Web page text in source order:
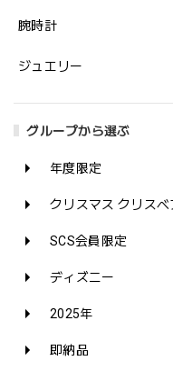
腕時計
ジュエリー
グループから選ぶ
年度限定
クリスマス クリスベ
SCS会員限定
ディズニー
2025年
即納品